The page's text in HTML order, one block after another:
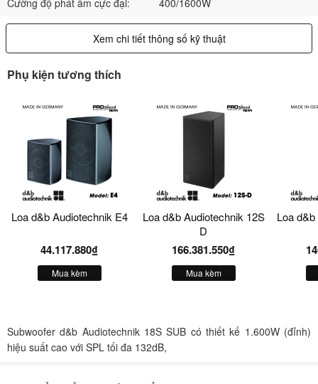
Cường độ phát âm cực đại: 400/1600W
Xem chi tiết thông số kỹ thuật
Phụ kiện tương thích
Loa d&b Audiotechnik E4
44.117.880₫
Mua kèm
Loa d&b Audiotechnik 12S
D
166.381.550₫
Mua kèm
Loa
Subwoofer d&b Audiotechnik 18S SUB có thiết kế 1.600W (đỉnh)
hiệu suất cao với SPL tối đa 132dB,